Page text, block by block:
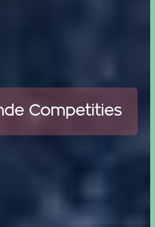
Competities